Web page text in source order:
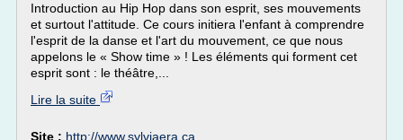
Introduction au Hip Hop dans son esprit, ses mouvements
et surtout l'attitude. Ce cours initiera l'enfant à comprendre
l'esprit de la danse et l'art du mouvement, ce que nous
appelons le « Show time » ! Les éléments qui forment cet
esprit sont : le théâtre,...
Lire la suite
Site : http://www.sylviaera.ca